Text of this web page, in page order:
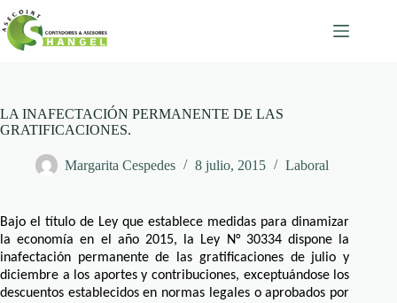
Skip
to
content
LA INAFECTACIÓN PERMANENTE DE LAS
GRATIFICACIONES.
Margarita Cespedes 8 julio, 2015 Laboral
Bajo el título de Ley que establece medidas para dinamizar
la economía en el año 2015, la Ley N° 30334 dispone la
inafectación permanente de las gratificaciones de julio y
diciembre a los aportes y contribuciones, exceptuándose los
descuentos establecidos en normas legales o aprobados por